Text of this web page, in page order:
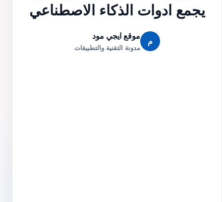
يجمع ادوات الذكاء الاصطناعي
م
موقع ايجي مود
مدونة التقنية والتطبيقات